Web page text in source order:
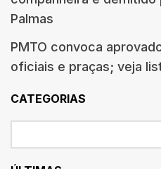
Palmas
PMTO convoca
oficiais e praças; veja
CATEGORIAS